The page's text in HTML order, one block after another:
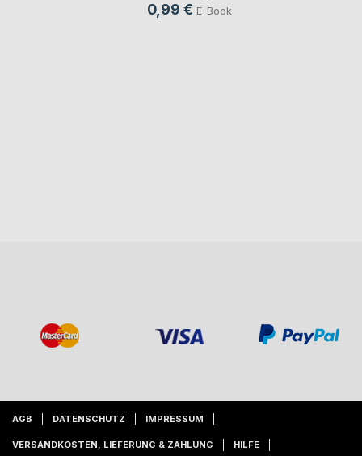
0,99 € E-Book
AGB DATENSCHUTZ IMPRESSUM
VERSANDKOSTEN, LIEFERUNG & ZAHLUNG HILFE